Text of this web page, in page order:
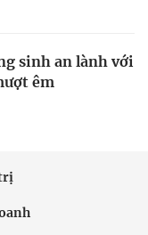
sinh an lành với
êm